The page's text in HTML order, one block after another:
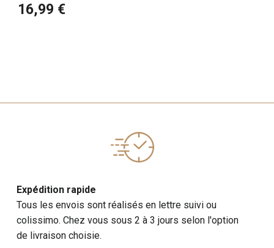
d'Inde
16,99 €
Expédition rapide
Tous les envois sont réalisés en lettre suivi ou
colissimo. Chez vous sous 2 à 3 jours selon l'option
de livraison choisie.